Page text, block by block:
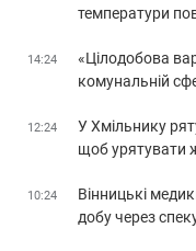
температури
14:24
«Цілодобова
комунальній
12:24
У Хмільнику
щоб урятувати
10:24
Вінницькі
добу через